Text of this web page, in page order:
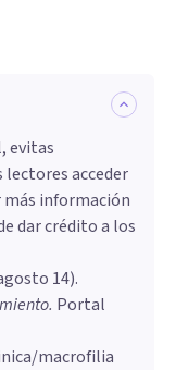
evitas
acceder
información
dar crédito a los
14).
. Portal
macrofilia